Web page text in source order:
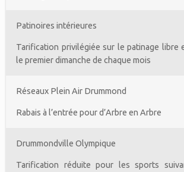
Patinoires intérieures
Tarification privilégiée sur le patinage libre
le premier dimanche de chaque mois
Réseaux Plein Air Drummond
Rabais à l’entrée pour d’Arbre en Arbre
Drummondville Olympique
Tarification réduite pour les sports